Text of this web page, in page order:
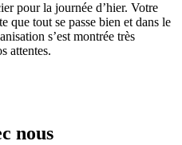
pour la journée d’hier. Votre
que tout se passe bien et dans le
s’est montrée très
attentes.
nous